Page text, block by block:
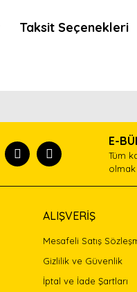
Taksit Seçenekleri
bulunuyor.
olmalı.
E-
Tüm
ALIŞVERİŞ
Mesafeli Satış
Gizlilik ve Güvenlik
İptal ve İade Şartları